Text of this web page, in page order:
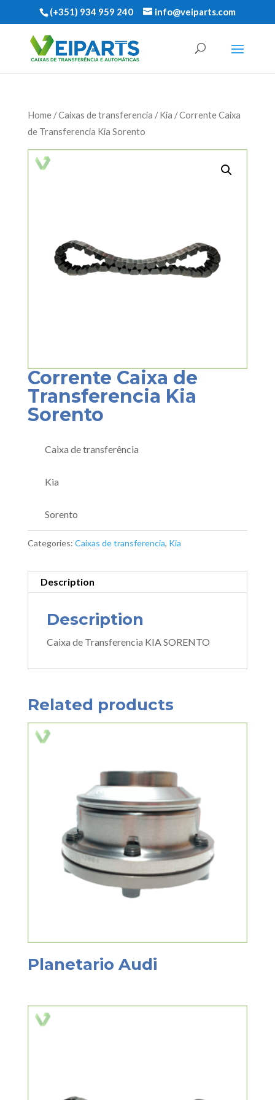
(+351) 934 959 240 info@veiparts.com
Home/Caixas de transferencia /Kia / Corrente Caixa
de Transferencia Kia Sorento
Corrente Caixa de
Transferencia Kia
Sorento
Caixa de transferência
Kia
Sorento
Categories: Caixas de transferencia, Kia
Description
Description
Caixa de Transferencia KIA SORENTO
Related products
Planetario Audi